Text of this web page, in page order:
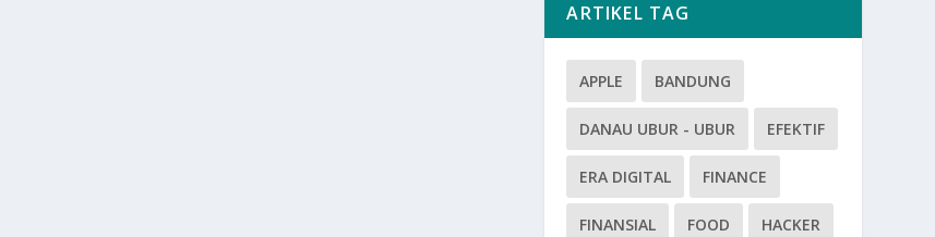
ARTIKEL TAG
APPLE BANDUNG
DANAU UBUR - UBUR EFEKTIF
ERA DIGITAL FINANCE
FINANSIAL FOOD HACKER